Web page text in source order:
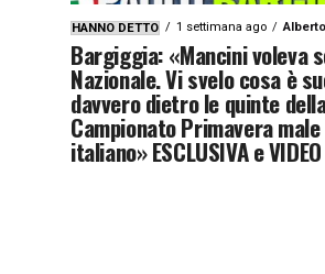
HANNO DETTO 1 settimana ago
Bargiggia: «Mancini voleva
Nazionale. Vi svelo cosa è
davvero dietro le quinte
Campionato Primavera
italiano» ESCLUSIVA e VIDEO